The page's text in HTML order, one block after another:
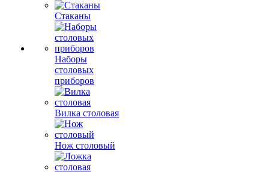
Стаканы
Наборы
столовых
приборов
Вилка столовая
Нож столовый